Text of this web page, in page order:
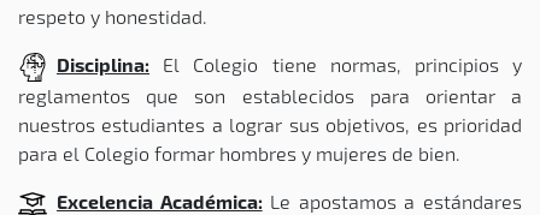
respeto y honestidad.
Disciplina: El Colegio tiene normas, principios y
reglamentos que son establecidos para orientar a
nuestros estudiantes a lograr sus objetivos, es prioridad
para el Colegio formar hombres y mujeres de bien.
Excelencia Académica: Le apostamos a estándares